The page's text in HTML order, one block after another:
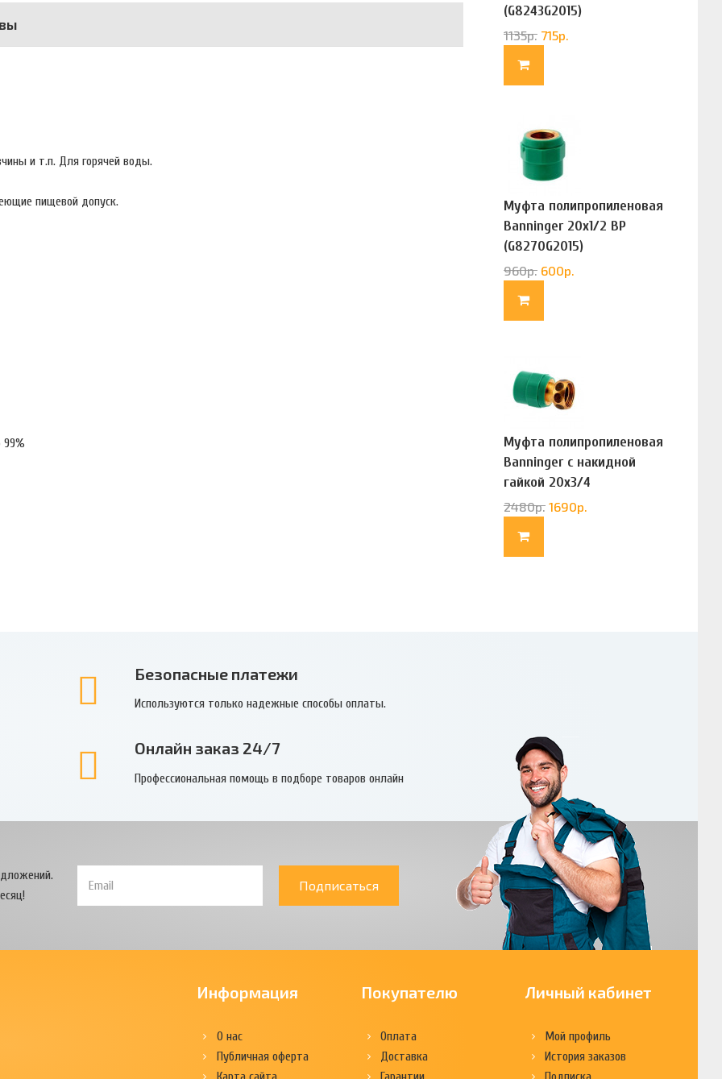
и т.п. Для горячей воды.
пищевой допуск.
99%
(G8243G2015)
1135р. 715р.
Муфта полипропиленовая
Banninger 20х1/2 ВР
(G8270G2015)
960р. 600р.
Муфта полипропиленовая
Banninger с накидной
гайкой 20х3/4
(G83322020)
2480р. 1690р.
Безопасные платежи
Используются только надежные способы оплаты.
Онлайн заказ 24/7
Профессиональная помощь в подборе товаров онлайн
Подписаться
Информация
О нас
Публичная оферта
Покупателю
Оплата
Доставка
Личный кабинет
Мой профиль
История заказов